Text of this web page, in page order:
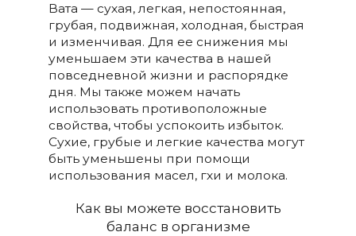
Вата — сухая, легкая, непостоянная,
грубая, подвижная, холодная, быстрая
и изменчивая. Для ее снижения мы
уменьшаем эти качества в нашей
повседневной жизни и распорядке
дня. Мы также можем начать
использовать противоположные
свойства, чтобы успокоить избыток.
Сухие, грубые и легкие качества могут
быть уменьшены при помощи
использования масел, гхи и молока.
Как вы можете восстановить
баланс в организме